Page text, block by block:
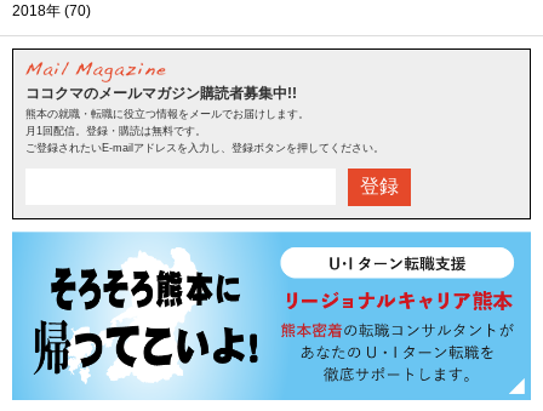
2018年 (70)
ココクマのメールマガジン購読者募集中!!
熊本の就職・転職に役立つ情報をメールでお届けします。
月1回配信。登録・購読は無料です。
ご登録されたいE-mailアドレスを入力し、登録ボタンを押してください。
登録